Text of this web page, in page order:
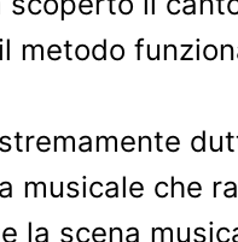
metodo
che
la scena